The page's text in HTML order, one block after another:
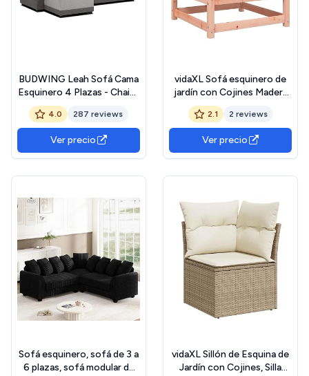
BUDWING Leah Sofá Cama
Esquinero 4 Plazas - Chaise
Longue Reversible y 2
Cojines Decorativos –
Tapizado en Poliéster –
Estilo Moderno –
233x124x69 cm – Gris
4.0 287 reviews
Ver precio
vidaXL Sofá esquinero de
jardín con Cojines Madera
Abeto Douglas
2.1 2 reviews
Ver precio
Sofá esquinero, sofá de 3 a
6 plazas, sofá modular de
vidaXL Sillón de Esquina de
Jardín con Cojines, Silla